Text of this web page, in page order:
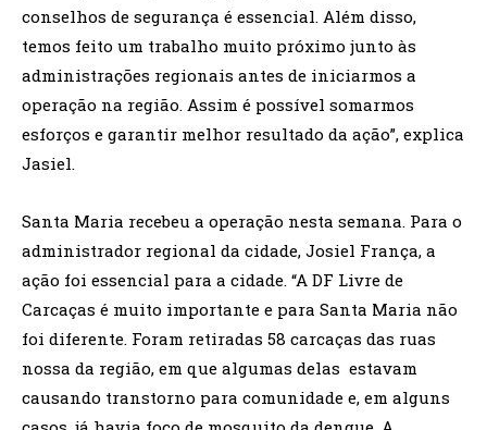
conselhos de segurança é essencial. Além disso,
temos feito um trabalho muito próximo junto às
administrações regionais antes de iniciarmos a
operação na região. Assim é possível somarmos
esforços e garantir melhor resultado da ação”, explica
Jasiel.
Santa Maria recebeu a operação nesta semana. Para o
administrador regional da cidade, Josiel França, a
ação foi essencial para a cidade. “A DF Livre de
Carcaças é muito importante e para Santa Maria não
foi diferente. Foram retiradas 58 carcaças das ruas
nossa da região, em que algumas delas estavam
causando transtorno para comunidade e, em alguns